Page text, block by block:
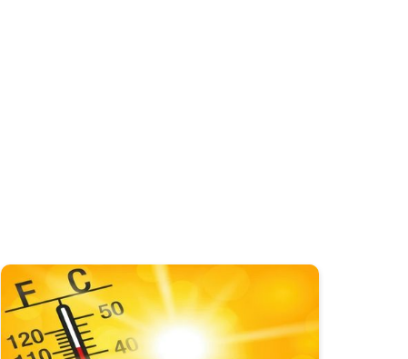
Las muertes por calor son prevenibles. Consejos de seguridad. . .